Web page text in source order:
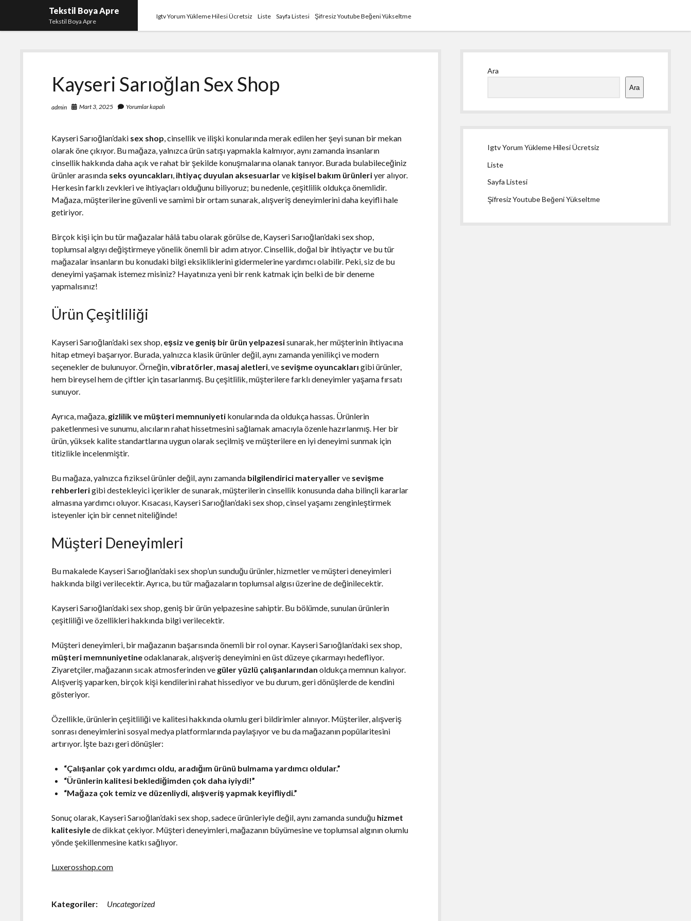
Tekstil Boya Apre
Tekstil Boya Apre
Igtv Yorum Yükleme Hilesi Ücretsiz Liste Sayfa Listesi Şifresiz Youtube Beğeni Yükseltme
Kayseri Sarıoğlan Sex Shop
admin Mart 3, 2025 Yorumlar kapalı
Kayseri Sarıoğlan’daki sex shop, cinsellik ve ilişki konularında merak edilen her şeyi sunan bir mekan
olarak öne çıkıyor. Bu mağaza, yalnızca ürün satışı yapmakla kalmıyor, aynı zamanda insanların
cinsellik hakkında daha açık ve rahat bir şekilde konuşmalarına olanak tanıyor. Burada bulabileceğiniz
ürünler arasında seks oyuncakları, ihtiyaç duyulan aksesuarlarve kişisel bakım ürünleriyer alıyor.
Herkesin farklı zevkleri ve ihtiyaçları olduğunu biliyoruz; bu nedenle, çeşitlilik oldukça önemlidir.
Mağaza, müşterilerine güvenli ve samimi bir ortam sunarak, alışveriş deneyimlerini daha keyifli hale
getiriyor.
Birçok kişi için bu tür mağazalar hâlâ tabu olarak görülse de, Kayseri Sarıoğlan’daki sex shop,
toplumsal algıyı değiştirmeye yönelik önemli bir adım atıyor. Cinsellik, doğal bir ihtiyaçtır ve bu tür
mağazalar insanların bu konudaki bilgi eksikliklerini gidermelerine yardımcı olabilir. Peki, siz de bu
deneyimi yaşamak istemez misiniz? Hayatınıza yeni bir renk katmak için belki de bir deneme
yapmalısınız!
Ürün Çeşitliliği
Kayseri Sarıoğlan’daki sex shop, eşsiz ve geniş bir ürün yelpazesisunarak, her müşterinin ihtiyacına
hitap etmeyi başarıyor. Burada, yalnızca klasik ürünler değil, aynı zamanda yenilikçi ve modern
seçenekler de bulunuyor. Örneğin,vibratörler, masaj aletleri, ve sevişme oyuncakları gibi ürünler,
hem bireysel hem de çiftler için tasarlanmış. Bu çeşitlilik, müşterilere farklı deneyimler yaşama fırsatı
sunuyor.
Ayrıca, mağaza, gizlilik ve müşteri memnuniyeti konularında da oldukça hassas. Ürünlerin
paketlenmesi ve sunumu, alıcıların rahat hissetmesini sağlamak amacıyla özenle hazırlanmış. Her bir
ürün, yüksek kalite standartlarına uygun olarak seçilmiş ve müşterilere en iyi deneyimi sunmak için
titizlikle incelenmiştir.
Bu mağaza, yalnızca fiziksel ürünler değil, aynı zamanda bilgilendirici materyallerve sevişme
rehberlerigibi destekleyici içerikler de sunarak, müşterilerin cinsellik konusunda daha bilinçli kararlar
almasına yardımcı oluyor. Kısacası, Kayseri Sarıoğlan’daki sex shop, cinsel yaşamı zenginleştirmek
isteyenler için bir cennet niteliğinde!
Müşteri Deneyimleri
Bu makalede Kayseri Sarıoğlan’daki sex shop’un sunduğu ürünler, hizmetler ve müşteri deneyimleri
hakkında bilgi verilecektir. Ayrıca, bu tür mağazaların toplumsal algısı üzerine de değinilecektir.
Kayseri Sarıoğlan’daki sex shop, geniş bir ürün yelpazesine sahiptir. Bu bölümde, sunulan ürünlerin
çeşitliliği ve özellikleri hakkında bilgi verilecektir.
Müşteri deneyimleri, bir mağazanın başarısında önemli bir rol oynar. Kayseri Sarıoğlan’daki sex shop,
müşteri memnuniyetineodaklanarak, alışveriş deneyimini en üst düzeye çıkarmayı hedefliyor.
Ziyaretçiler, mağazanın sıcak atmosferinden ve güler yüzlü çalışanlarından oldukça memnun kalıyor.
Alışveriş yaparken, birçok kişi kendilerini rahat hissediyor ve bu durum, geri dönüşlerde de kendini
gösteriyor.
Özellikle, ürünlerin çeşitliliği ve kalitesi hakkında olumlu geri bildirimler alınıyor. Müşteriler, alışveriş
sonrası deneyimlerini sosyal medya platformlarında paylaşıyor ve bu da mağazanın popülaritesini
artırıyor. İşte bazı geri dönüşler:
“Çalışanlar çok yardımcı oldu, aradığım ürünü bulmama yardımcı oldular.”
“Ürünlerin kalitesi beklediğimden çok daha iyiydi!”
“Mağaza çok temiz ve düzenliydi, alışveriş yapmak keyifliydi.”
Sonuç olarak, Kayseri Sarıoğlan’daki sex shop, sadece ürünleriyle değil, aynı zamanda sunduğu hizmet
kalitesiylede dikkat çekiyor. Müşteri deneyimleri, mağazanın büyümesine ve toplumsal algının olumlu
yönde şekillenmesine katkı sağlıyor.
Luxerosshop.com
Kategoriler: Uncategorized
Ara
Ara
Igtv Yorum Yükleme Hilesi Ücretsiz
Liste
Sayfa Listesi
Şifresiz Youtube Beğeni Yükseltme